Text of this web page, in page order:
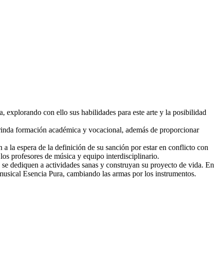
explorando con ello sus habilidades para este arte y la posibilidad
formación académica y vocacional, además de proporcionar
la espera de la definición de su sanción por estar en conflicto con
profesores de música y equipo interdisciplinario.
dediquen a actividades sanas y construyan su proyecto de vida. En
Esencia Pura, cambiando las armas por los instrumentos.